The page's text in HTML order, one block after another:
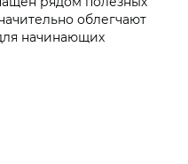
облегчают
начинающих